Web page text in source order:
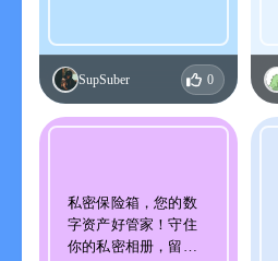
SupSuber 0
私密保险箱，您的数
字资产好管家！守住
你的私密相册，留住